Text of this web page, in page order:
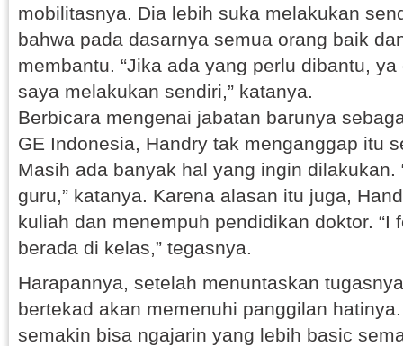
mobilitasnya. Dia lebih suka melakukan
bahwa pada dasarnya semua orang baik
membantu. “Jika ada yang perlu dibantu,
saya melakukan sendiri,” katanya.
Berbicara mengenai jabatan barunya
GE Indonesia, Handry tak menganggap itu
Masih ada banyak hal yang ingin dilakukan.
guru,” katanya. Karena alasan itu juga,
kuliah dan menempuh pendidikan doktor. “I
berada di kelas,” tegasnya.
Harapannya, setelah menuntaskan
bertekad akan memenuhi panggilan
semakin bisa ngajarin yang lebih basic